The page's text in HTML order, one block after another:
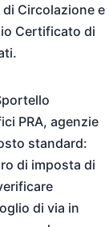
Circolazione e
Certificato di
PRA, agenzie
standard:
di imposta di
di via in